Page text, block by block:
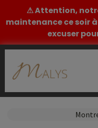
⚠ Attention,
maintenance ce soir
excuser